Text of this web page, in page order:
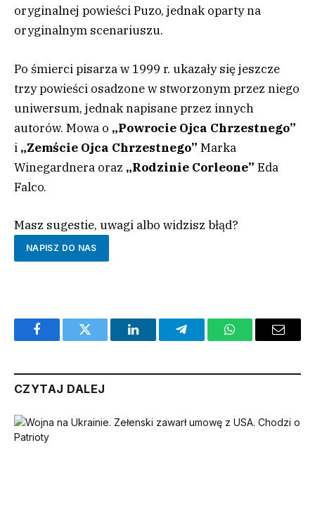
oryginalnej powieści Puzo, jednak oparty na
oryginalnym scenariuszu.
Po śmierci pisarza w 1999 r. ukazały się jeszcze
trzy powieści osadzone w stworzonym przez niego
uniwersum, jednak napisane przez innych
autorów. Mowa o „Powrocie Ojca Chrzestnego”
i „Zemście Ojca Chrzestnego” Marka
Winegardnera oraz „Rodzinie Corleone” Eda
Falco.
Masz sugestie, uwagi albo widzisz błąd?
NAPISZ DO NAS
FacebookTwitter LinkedInTelegramWhatsAppEmail
CZYTAJ DALEJ